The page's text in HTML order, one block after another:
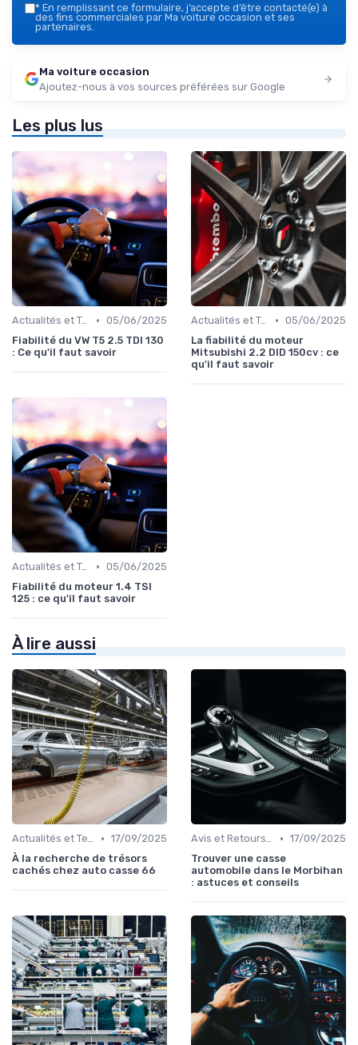
* En remplissant ce formulaire, j’accepte d’être contacté(e) à
des fins commerciales par Ma voiture occasion et ses
partenaires.
Ma voiture occasion
Ajoutez-nous à vos sources préférées sur Google
Les plus lus
Actualités et Tendances • 05/06/2025
Fiabilité du VW T5 2.5 TDI 130
: Ce qu'il faut savoir
Actualités et Tendances • 05/06/2025
La fiabilité du moteur
Mitsubishi 2.2 DID 150cv : ce
qu'il faut savoir
Actualités et Tendances • 05/06/2025
Fiabilité du moteur 1.4 TSI
125 : ce qu'il faut savoir
À lire aussi
Actualités et Tendances • 17/09/2025
À la recherche de trésors
cachés chez auto casse 66
Avis et Retours d'Expérience • 17/09/2025
Trouver une casse
automobile dans le Morbihan
: astuces et conseils